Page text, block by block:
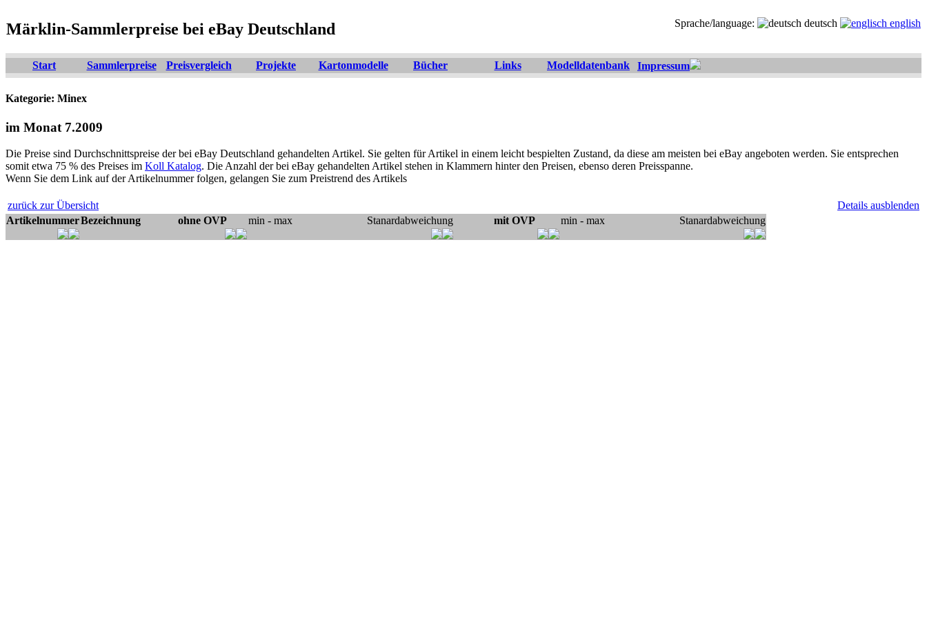
Märklin-Sammlerpreise bei eBay Deutschland Sprache/language: deutsch english
Start Sammlerpreise Preisvergleich Projekte Kartonmodelle Bücher Links Modelldatenbank Impressum
Kategorie: Minex
im Monat 7.2009
Die Preise sind Durchschnittspreise der bei eBay Deutschland gehandelten Artikel. Sie gelten für Artikel in einem leicht bespielten Zustand, da diese am meisten bei eBay angeboten werden. Sie entsprechen
somit etwa 75 % des Preises im Koll Katalog. Die Anzahl der bei eBay gehandelten Artikel stehen in Klammern hinter den Preisen, ebenso deren Preisspanne.
Wenn Sie dem Link auf der Artikelnummer folgen, gelangen Sie zum Preistrend des Artikels
zurück zur Übersicht
Details ausblenden
ArtikelnummerBezeichnung ohne OVP min - max Stanardabweichung mit OVP min - max Stanardabweichung